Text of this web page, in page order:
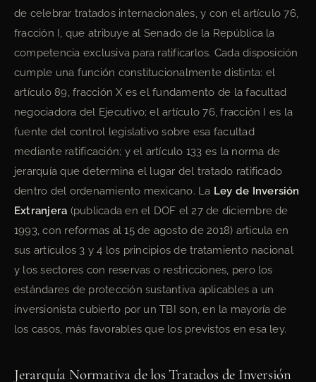
de celebrar tratados internacionales, y con el artículo 76,
fracción I, que atribuye al Senado de la República la
competencia exclusiva para ratificarlos. Cada disposición
cumple una función constitucionalmente distinta: el
artículo 89, fracción X es el fundamento de la facultad
negociadora del Ejecutivo; el artículo 76, fracción I es la
fuente del control legislativo sobre esa facultad
mediante ratificación; y el artículo 133 es la norma de
jerarquía que determina el lugar del tratado ratificado
dentro del ordenamiento mexicano. La Ley de Inversión
Extranjera (publicada en el DOF el 27 de diciembre de
1993, con reformas al 15 de agosto de 2018) articula en
sus artículos 3 y 4 los principios de tratamiento nacional
y los sectores con reservas o restricciones, pero los
estándares de protección sustantiva aplicables a un
inversionista cubierto por un TBI son, en la mayoría de
los casos, más favorables que los previstos en esa ley.
Jerarquía Normativa de los Tratados de Inversión